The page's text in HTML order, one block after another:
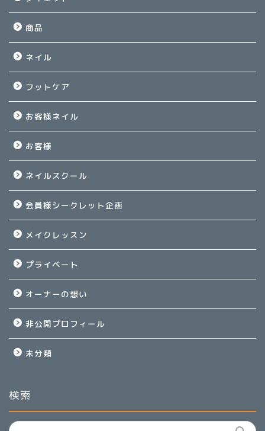
商品
ネイル
フットケア
お客様ネイル
お客様
ネイルスクール
会員様シークレット企画
メイクレッスン
プライベート
オーナーの想い
非公開プロフィール
未分類
検索